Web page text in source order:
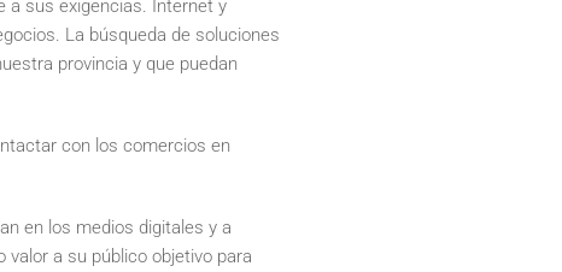
a sus exigencias. Internet y
La búsqueda de soluciones
provincia y que puedan
con los comercios en
en los medios digitales y a
a su público objetivo para